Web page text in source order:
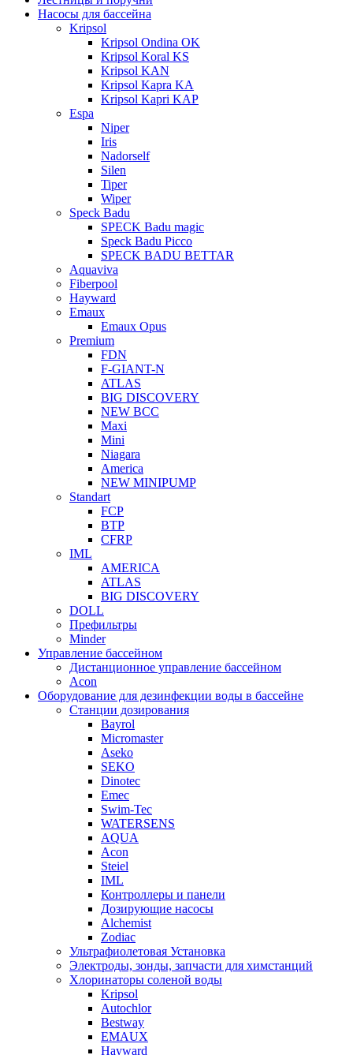
Насосы для бассейна
Kripsol
Kripsol Ondina ОK
Kripsol Koral KS
Kripsol KAN
Kripsol Kapra KA
Kripsol Kapri KAP
Espa
Niper
Iris
Nadorself
Silen
Tiper
Wiper
Speck Badu
SPECK Badu magic
Speck Badu Picco
SPECK BADU BETTAR
Aquaviva
Fiberpool
Hayward
Emaux
Emaux Opus
Premium
FDN
F-GIANT-N
ATLAS
BIG DISCOVERY
NEW BCC
Maxi
Mini
Niagara
America
NEW MINIPUMP
Standart
FCP
BTP
CFRP
IML
AMERICA
ATLAS
BIG DISCOVERY
DOLL
Префильтры
Minder
Управление бассейном
Дистанционное управление бассейном
Acon
Оборудование для дезинфекции воды в бассейне
Станции дозирования
Bayrol
Micromaster
Aseko
SEKO
Dinotec
Emec
Swim-Tec
WATERSENS
AQUA
Acon
Steiel
IML
Контроллеры и панели
Дозирующие насосы
Alchemist
Zodiac
Ультрафиолетовая Установка
Электроды, зонды, запчасти для химстанций
Хлоринаторы соленой воды
Kripsol
Autochlor
Bestway
EMAUX
Hayward